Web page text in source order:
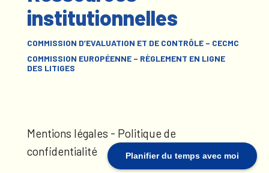
Planifier du temps avec moi
institutionnelles
COMMISSION D’EVALUATION ET DE CONTRÔLE – CECMC
COMMISSION EUROPÉENNE – RÈGLEMENT EN LIGNE
DES LITIGES
Mentions légales - Politique de
confidentialité